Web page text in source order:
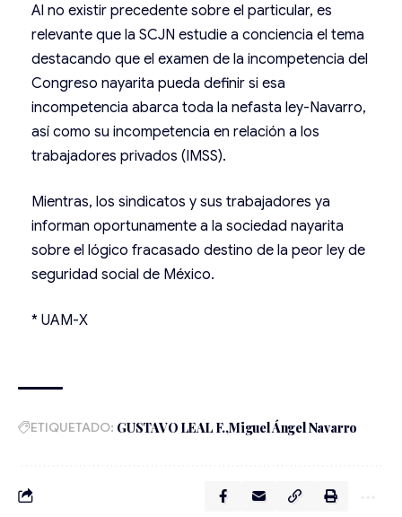
Al no existir precedente sobre el particular, es
relevante que la SCJN estudie a conciencia el tema
destacando que el examen de la incompetencia del
Congreso nayarita pueda definir si esa
incompetencia abarca toda la nefasta ley-Navarro,
así como su incompetencia en relación a los
trabajadores privados (IMSS).
Mientras, los sindicatos y sus trabajadores ya
informan oportunamente a la sociedad nayarita
sobre el lógico fracasado destino de la peor ley de
seguridad social de México.
* UAM-X
ETIQUETADO: GUSTAVO LEAL F. Miguel Ángel Navarro